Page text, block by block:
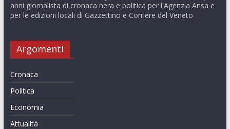
anni giornalista di cronaca nera e politica per l'Agenzia Ansa e
per le edizioni locali di Gazzettino e Corriere del Veneto
Argomenti
Cronaca
Politica
Economia
Attualità